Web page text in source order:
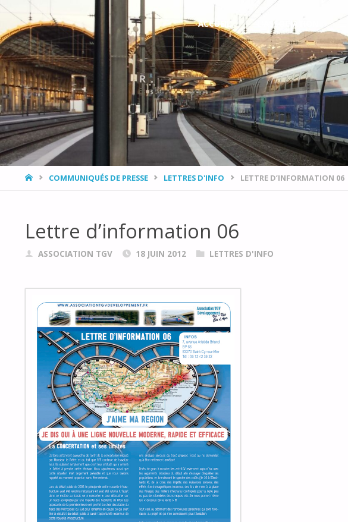
L’ASSOCIATION
DÉVELOPPEMENT,
ENVIRONNEMENT
PROVENCE AZUR
AVEC LE RAIL ET
LE TRAIN
(DEPART)
to
content
ACCUEIL L’ASSOCIATION
HOMECOMMUNIQUÉS DE PRESSE LETTRES D'INFO LETTRE D’INFORMATION 06
Lettre d’information 06
ASSOCIATION TGV 18 JUIN 2012 LETTRES D'INFO